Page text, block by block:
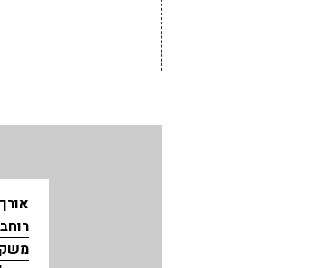
בכנרת ילדים
בכנרת לידו
בכנרת לידו
אורך
רוחב